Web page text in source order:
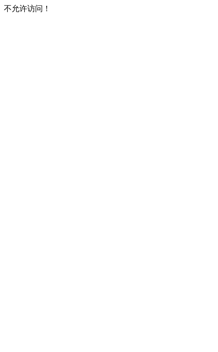
不允许访问！